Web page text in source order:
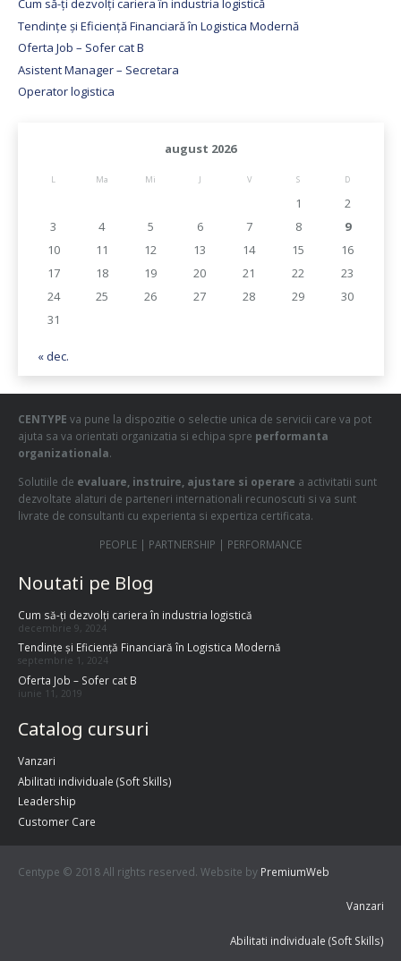
Cum să-ți dezvolți cariera în industria logistică
Tendințe și Eficiență Financiară în Logistica Modernă
Oferta Job – Sofer cat B
Asistent Manager – Secretara
Operator logistica
august 2026
L Ma Mi J V S D
1
2
3
4 5 6 7 8
9
10
11 12 13 14 15
16
17
18 19 20 21 22
23
24
25 26 27 28 29
30
31
« dec.
CENTYPE va pune la dispozitie o selectie unica de servicii care va pot
ajuta sa va orientati organizatia si echipa spre performanta
organizationala.
Solutiile de evaluare, instruire, ajustare si operare a activitatii sunt
dezvoltate alaturi de parteneri internationali recunoscuti si va sunt
livrate de consultanti cu experienta si expertiza certificata.
PEOPLE | PARTNERSHIP | PERFORMANCE
Noutati pe Blog
Cum să-ți dezvolți cariera în industria logistică
decembrie 9, 2024
Tendințe și Eficiență Financiară în Logistica Modernă
septembrie 1, 2024
Oferta Job – Sofer cat B
iunie 11, 2019
Catalog cursuri
Vanzari
Abilitati individuale (Soft Skills)
Leadership
Customer Care
Centype © 2018 All rights reserved. Website by PremiumWeb
Vanzari
Abilitati individuale (Soft Skills)